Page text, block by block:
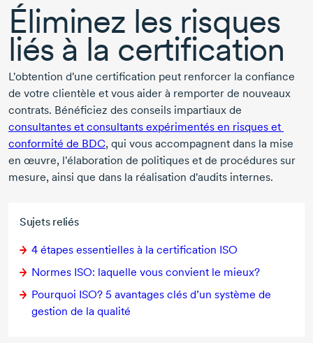
Sujets reliés
4 étapes essentielles à la certification ISO
Normes ISO: laquelle vous convient le mieux?
Pourquoi ISO? 5 avantages clés d’un système de
gestion de la qualité
Éliminez les risques
liés à la certification
L'obtention d'une certification peut renforcer la confiance
de votre clientèle et vous aider à remporter de nouveaux
contrats. Bénéficiez des conseils impartiaux de
consultantes et consultants expérimentés en risques et
conformité de BDC, qui vous accompagnent dans la mise
en œuvre, l'élaboration de politiques et de procédures sur
mesure, ainsi que dans la réalisation d'audits internes.